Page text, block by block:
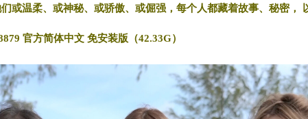
或温柔、或神秘、或骄傲、或倔强，每个人都藏着故事、秘密，
官方简体中文 免安装版（42.33G）